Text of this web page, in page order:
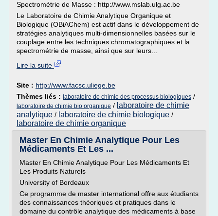
Spectrométrie de Masse : http://www.mslab.ulg.ac.be
Le Laboratoire de Chimie Analytique Organique et
Biologique (OBiAChem) est actif dans le développement de
stratégies analytiques multi-dimensionnelles basées sur le
couplage entre les techniques chromatographiques et la
spectrométrie de masse, ainsi que sur leurs...
Lire la suite
Site : http://www.facsc.uliege.be
Thèmes liés : laboratoire de chimie des processus biologiques /
laboratoire de chimie bio organique / laboratoire de chimie
analytique / laboratoire de chimie biologique /
laboratoire de chimie organique
Master En Chimie Analytique Pour Les
Médicaments Et Les ...
Master En Chimie Analytique Pour Les Médicaments Et
Les Produits Naturels
University of Bordeaux
Ce programme de master international offre aux étudiants
des connaissances théoriques et pratiques dans le
domaine du contrôle analytique des médicaments à base